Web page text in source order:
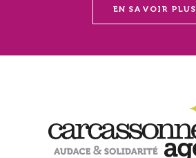
EN SAVOIR PLUS